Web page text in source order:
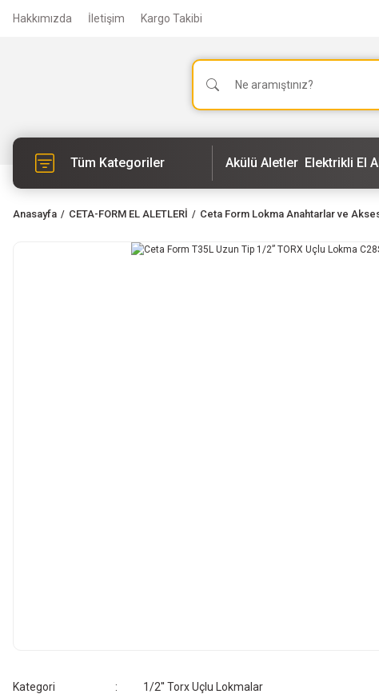
Hakkımızda İletişim Kargo Takibi
Tüm Kategoriler Akülü Aletler Elektrikli El
Anasayfa CETA-FORM EL ALETLERİ Ceta Form Lokma Anahtarlar ve
Kategori
1/2'' Torx Uçlu Lokmalar